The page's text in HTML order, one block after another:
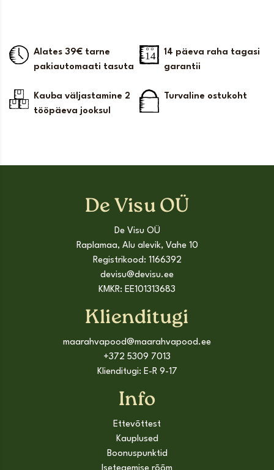
Alates 39€ tarne
pakiautomaati tasuta
14 päeva raha tagasi
garantii
Kauba väljastamine 2
tööpäeva jooksul
Turvaline ostukoht
De Visu OÜ
De Visu OÜ
Raplamaa, Alu alevik, Vahe 10
Registrikood: 1166392
devisu@devisu.ee
KMKR: EE101313683
Klienditugi
maarahvapood@maarahvapood.ee
+372 5309 7013
Klienditugi: E-R 9-17
Info
Ettevõttest
Kauplused
Boonuspunktid
Isetegemise rõõm